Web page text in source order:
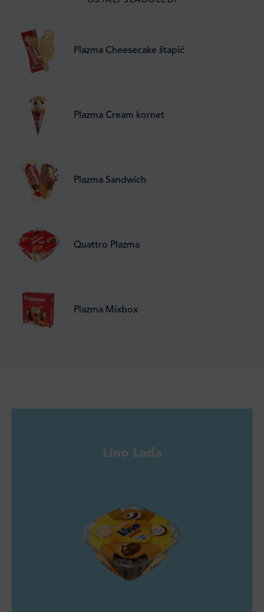
Plazma Cheesecake štapić
Plazma Cream kornet
Plazma Sandwich
Quattro Plazma
Plazma Mixbox
Lino Lada